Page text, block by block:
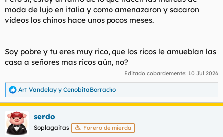
moda de lujo en italia y como amenazaron y sacaron
videos los chinos hace unos pocos meses.
Soy pobre y tu eres muy rico, que los ricos le amueblan las
casa a señores mas ricos aún, no?
Editado cobardemente: 10 Jul 2026
R
e
a
c
c
i
Art Vandelay y CenobitaBorracho
serdo
Soplagaitas Forero de mierda